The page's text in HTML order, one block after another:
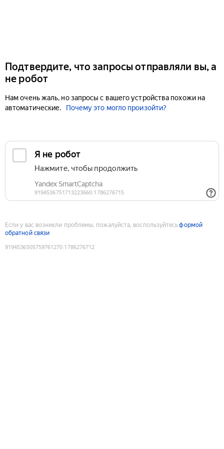
Подтвердите, что запросы отправляли вы, а
не робот
Нам очень жаль, но запросы с вашего устройства похожи на
автоматические.
Почему это могло произойти?
Если у вас возникли проблемы, пожалуйста, воспользуйтесьформой
обратной связи
9194536505759761270:1786276712